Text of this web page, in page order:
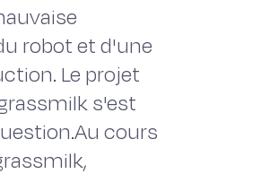
robot et d'une
Le projet
s'est
cours